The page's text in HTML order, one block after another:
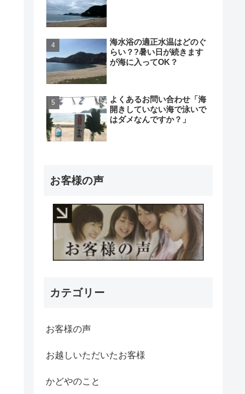
海水浴の適正水温はどのぐ
らい？?暑い日が続きます
が海に入ってOK？
よくあるお問い合わせ「海
開きしていない海で泳いで
はダメなんですか？」
お客様の声
カテゴリー
お客様の声
お越しいただいたお客様
かどやのこと